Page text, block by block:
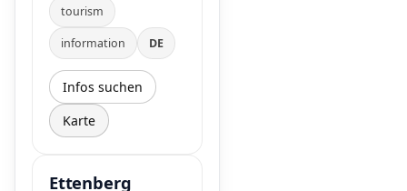
tourism
information DE
Infos suchen
Karte
Ettenberg